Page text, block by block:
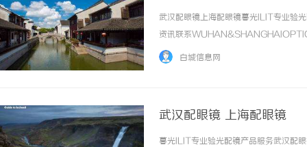
武汉配眼镜上海配眼镜暮光ILIT专业验
资讯联系
品牌，现于武汉与上海设有4家门店。
白城信息网
武汉配眼镜 上海配眼镜
暮光ILIT专业验光配镜产品服务武汉配